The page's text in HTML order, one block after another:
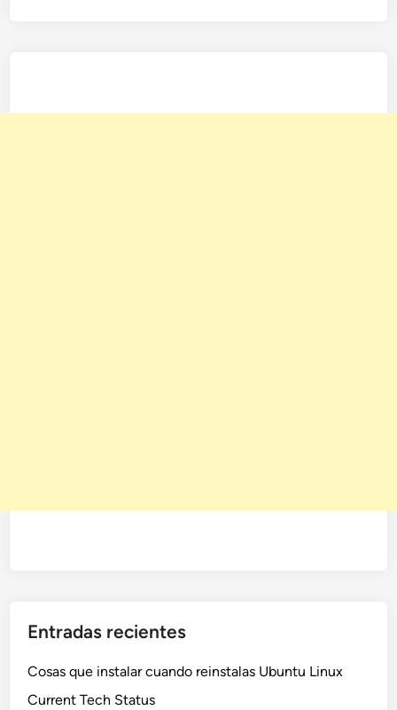
Entradas recientes
Cosas que instalar cuando reinstalas Ubuntu Linux
Current Tech Status